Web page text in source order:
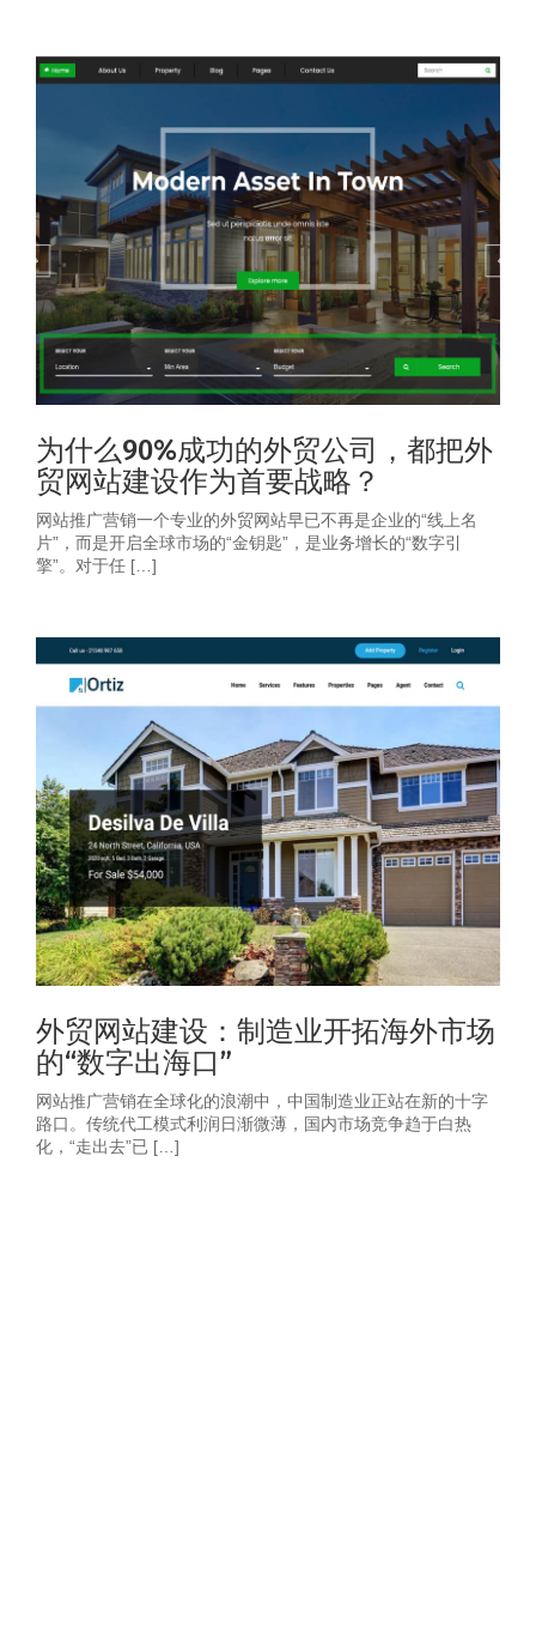
为什么90%成功的外贸公司，都把外
贸网站建设作为首要战略？
网站推广营销一个专业的外贸网站早已不再是企业的“线上名
片”，而是开启全球市场的“金钥匙”，是业务增长的“数字引
擎”。对于任 […]
外贸网站建设：制造业开拓海外市场
的“数字出海口”
网站推广营销在全球化的浪潮中，中国制造业正站在新的十字
路口。传统代工模式利润日渐微薄，国内市场竞争趋于白热
化，“走出去”已 […]